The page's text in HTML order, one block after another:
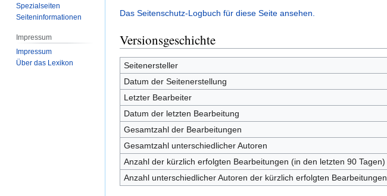
Das Seitenschutz-Logbuch für diese Seite ansehen.
Versionsgeschichte
Seitenersteller
Datum der Seitenerstellung
Letzter Bearbeiter
Datum der letzten Bearbeitung
Gesamtzahl der Bearbeitungen
Gesamtzahl unterschiedlicher Autoren
Anzahl der kürzlich erfolgten Bearbeitungen (in den letzten 90 Tagen)
Anzahl unterschiedlicher Autoren der kürzlich erfolgten Bearbeitungen
Spezialseiten
Seiten­­informationen
Impressum
Impressum
Über das Lexikon